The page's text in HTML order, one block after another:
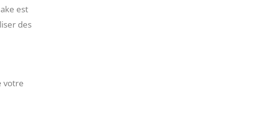
est
des
votre